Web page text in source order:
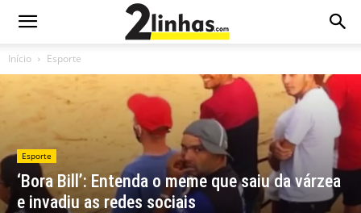
Início Esporte
Esporte
‘Bora Bill’: Entenda o meme que saiu da várzea
e invadiu as redes sociais